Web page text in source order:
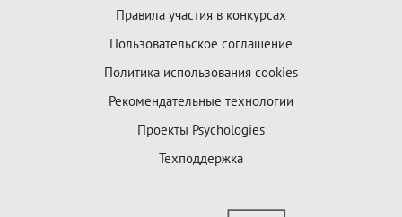
Правила участия в конкурсах
Пользовательское соглашение
Политика использования cookies
Рекомендательные технологии
Проекты Psychologies
Техподдержка